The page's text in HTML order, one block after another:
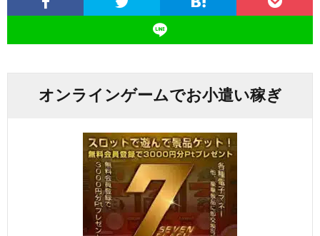
オンラインゲームでお小遣い稼ぎ